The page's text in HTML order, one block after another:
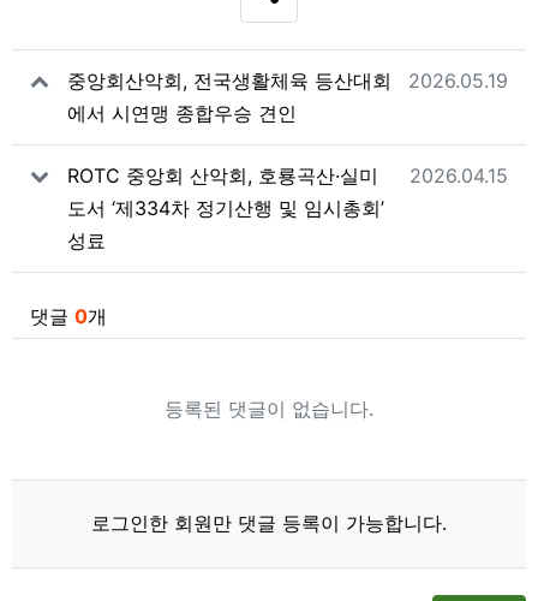
SNS 공유
관련자료
중앙회산악회, 전국생활체육 등산대회
에서 시연맹 종합우승 견인
작성일
2026.05.19
ROTC 중앙회 산악회, 호룡곡산·실미
도서 ‘제334차 정기산행 및 임시총회’
성료
작성일
2026.04.15
댓글 0개
등록된 댓글이 없습니다.
로그인한 회원만 댓글 등록이 가능합니다.